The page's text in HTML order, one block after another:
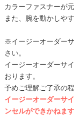
カラーファスナーが
また、腕を動かしや
※イージーオーダー
さい。
イージーオーダーサ
おります。
予めご理解ご了承の
イージーオーダーサ
ンセルができかねま